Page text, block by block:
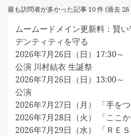
最も訪問者が多かった記事 10 件 (過去 28
ムームードメイン更新料：賢
デンティティを守る
2026年7月26日（日）17:30～
公演 川村結衣 生誕祭
2026年7月26日（日）13:00～
公演
2026年7月27日（月） 「手を
2026年7月28日（火） 「ここ
2026年7月29日（水） 「ＲＥ